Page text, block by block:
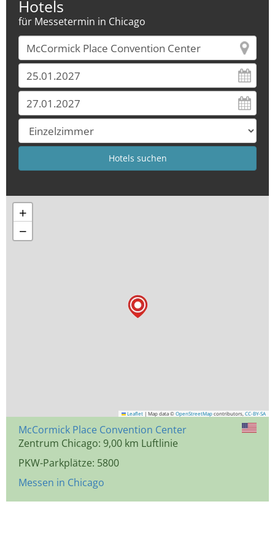
Hotels
für Messetermin in Chicago
+
−
Leaflet | Map data © OpenStreetMap contributors, CC-BY-SA
McCormick Place Convention Center
Zentrum Chicago: 9,00 km Luftlinie
PKW-Parkplätze: 5800
Messen in Chicago